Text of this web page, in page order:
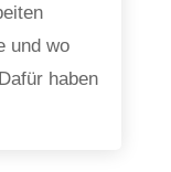
und wo
haben